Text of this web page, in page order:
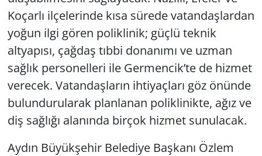
Koçarlı ilçelerinde kısa sürede vatandaşlardan
yoğun ilgi gören poliklinik; güçlü teknik
altyapısı, çağdaş tıbbi donanımı ve uzman
sağlık personelleri ile Germencik’te de hizmet
verecek. Vatandaşların ihtiyaçları göz önünde
bulundurularak planlanan poliklinikte, ağız ve
diş sağlığı alanında birçok hizmet sunulacak.
Aydın Büyükşehir Belediye Başkanı Özlem